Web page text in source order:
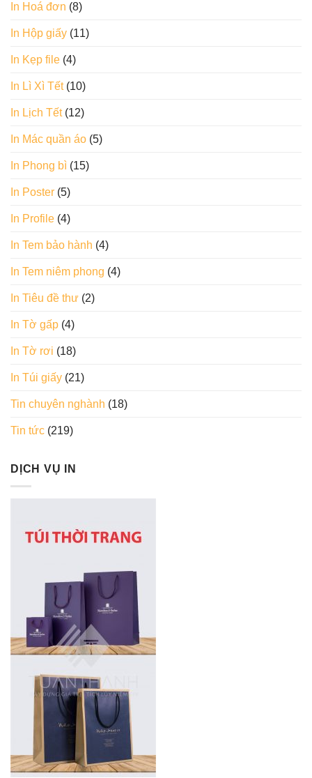
In Hoá đơn (8)
In Hộp giấy (11)
In Kẹp file (4)
In Lì Xì Tết(10)
In Lịch Tết(12)
In Mác quần áo (5)
In Phong bì (15)
In Poster (5)
In Profile (4)
In Tem bảo hành (4)
In Tem niêm phong (4)
In Tiêu đề thư (2)
In Tờ gấp (4)
In Tờ rơi (18)
In Túi giấy (21)
Tin chuyên nghành (18)
Tin tức (219)
DỊCH VỤ IN